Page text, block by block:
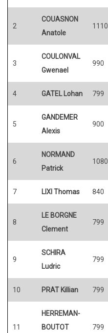
2
COUASNON
Anatole
1110
3
COULONVAL
Gwenael
990
4 GATEL Lohan 799
5
GANDEMER
Alexis
900
6
NORMAND
Patrick
1080
7 LIXI Thomas 840
8
LE BORGNE
Clement
799
9
SCHIRA
Ludric
799
10 PRAT Killian 799
11
HERREMAN-
BOUTOT
799